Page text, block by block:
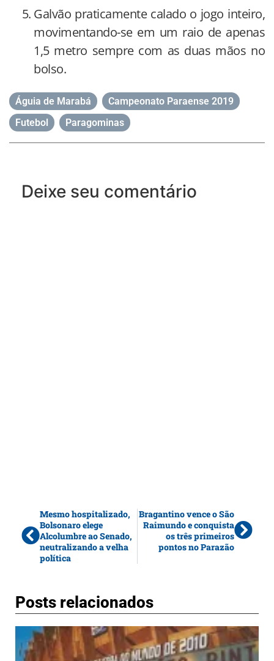
Galvão praticamente calado o jogo inteiro,
movimentando-se em um raio de apenas
1,5 metro sempre com as duas mãos no
bolso.
Águia de Marabá Campeonato Paraense 2019
Futebol
Paragominas
Deixe seu comentário
Mesmo hospitalizado,
Bolsonaro elege
Alcolumbre ao Senado,
neutralizando a velha
política
Bragantino vence o São
Raimundo e conquista
os três primeiros
pontos no Parazão
Posts relacionados